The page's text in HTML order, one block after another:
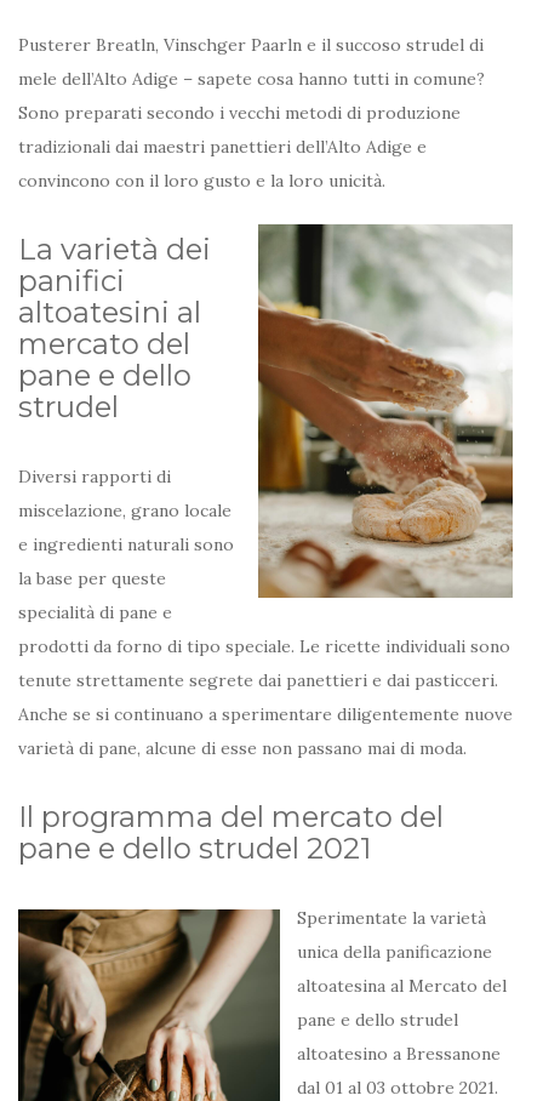
Pusterer Breatln, Vinschger Paarln e il succoso strudel di
mele dell’Alto Adige – sapete cosa hanno tutti in comune?
Sono preparati secondo i vecchi metodi di produzione
tradizionali dai maestri panettieri dell’Alto Adige e
convincono con il loro gusto e la loro unicità.
La varietà dei
panifici
altoatesini al
mercato del
pane e dello
strudel
Diversi rapporti di
miscelazione, grano locale
e ingredienti naturali sono
la base per queste
specialità di pane e
prodotti da forno di tipo speciale. Le ricette individuali sono
tenute strettamente segrete dai panettieri e dai pasticceri.
Anche se si continuano a sperimentare diligentemente nuove
varietà di pane, alcune di esse non passano mai di moda.
Il programma del mercato del
pane e dello strudel 2021
Sperimentate la varietà
unica della panificazione
altoatesina al Mercato del
pane e dello strudel
altoatesino a Bressanone
dal 01 al 03 ottobre 2021.